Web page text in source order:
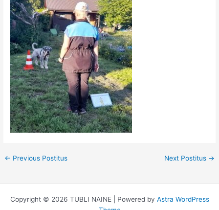
← Previous Postitus Next Postitus →
Copyright © 2026 TUBLI NAINE | Powered by Astra WordPress